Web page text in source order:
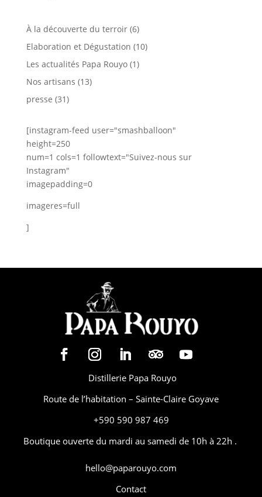
À la découverte du terroir(6)
Elaboration et Dégustation (10)
Les actualités Papa Rouyo(1)
Nos artisans (13)
presse (31)
[instagram-feed user="smashballoon"
height=250
num=1 cols=1 followtext="Suivez-nous sur
Instagram"
imagepadding=0
imageres=full
]
Distillerie Papa Rouyo
Route de l’habitation – Sainte-Claire Goyave
+590 590 987 469
Boutique ouverte du mardi au samedi de 10h à 22h .
hello@paparouyo.com
Contact